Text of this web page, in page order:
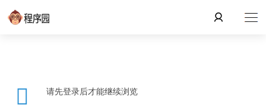
请先登录后才能继续浏览